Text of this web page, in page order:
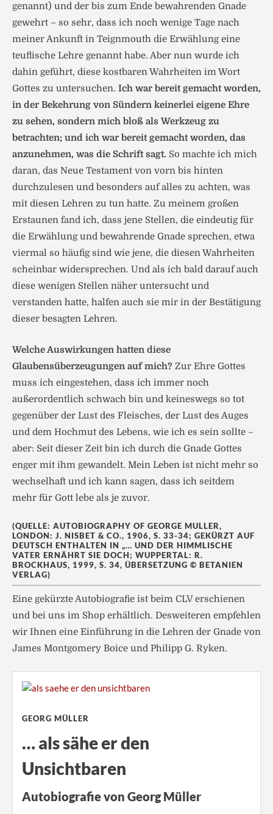
genannt) und der bis zum Ende bewahrenden Gnade
gewehrt – so sehr, dass ich noch wenige Tage nach
meiner Ankunft in Teign­mouth die Erwählung eine
teuflische Lehre genannt habe. Aber nun wurde ich
dahin geführt, diese kostbaren Wahrheiten im Wort
Gottes zu untersuchen. Ich war bereit gemacht worden,
in der Bekehrung von Sündern keinerlei eigene Ehre
zu sehen, sondern mich bloß als Werkzeug zu
betrachten; und ich war bereit gemacht worden, das
anzunehmen, was die Schrift sagt. So machte ich mich
daran, das Neue Testament von vorn bis hinten
durchzulesen und besonders auf alles zu achten, was
mit diesen Leh­ren zu tun hatte. Zu meinem großen
Erstaunen fand ich, dass jene Stellen, die eindeutig für
die Erwählung und bewahrende Gnade sprechen, etwa
viermal so häufig sind wie jene, die diesen Wahrheiten
scheinbar widersprechen. Und als ich bald darauf auch
diese wenigen Stellen näher untersucht und
verstanden hatte, halfen auch sie mir in der Bestätigung
dieser besagten Lehren.
Welche Auswirkungen hatten diese
Glaubensüberzeugungen auf mich? Zur Ehre Gottes
muss ich eingestehen, dass ich immer noch
außerordentlich schwach bin und keineswegs so tot
gegenüber der Lust des Fleisches, der Lust des Auges
und dem Hochmut des Lebens, wie ich es sein sollte –
aber: Seit dieser Zeit bin ich durch die Gnade Gottes
enger mit ihm gewandelt. Mein Leben ist nicht mehr so
wechselhaft und ich kann sagen, dass ich seitdem
mehr für Gott lebe als je zuvor.
(QUELLE: AUTOBIOGRAPHY OF GEORGE MULLER,
LONDON: J. NISBET & CO., 1906, S. 33-34; GEKÜRZT AUF
DEUTSCH ENTHALTEN IN „… UND DER HIMMLISCHE
VATER ERNÄHRT SIE DOCH; WUPPERTAL: R.
BROCKHAUS, 1999, S. 34, ÜBERSETZUNG © BETANIEN
VERLAG)
Eine gekürzte Autobiografie ist beim CLV erschienen
und bei uns im Shop erhältlich. Desweiteren empfehlen
wir Ihnen eine Einführung in die Lehren der Gnade von
James Montgomery Boice und Philipp G. Ryken.
GEORG MÜLLER
… als sähe er den
Unsichtbaren
Autobiografie von Georg Müller